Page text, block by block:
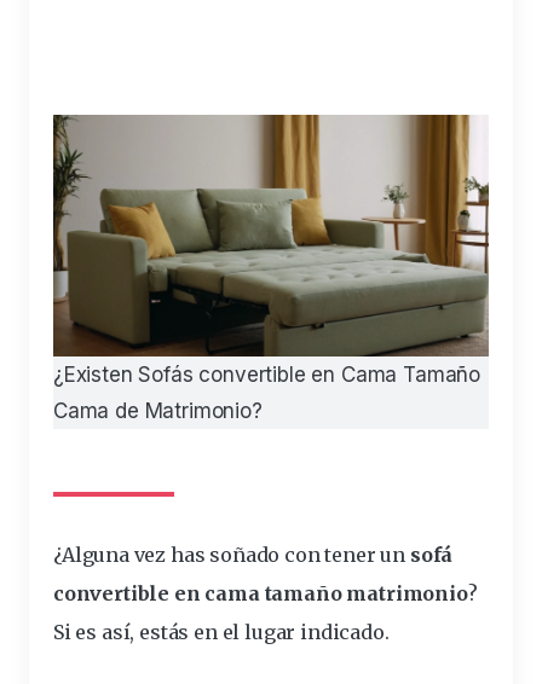
¿Existen Sofás convertible en Cama Tamaño
Cama de Matrimonio?
¿Alguna vez has soñado con tener un sofá
convertible en cama tamaño matrimonio?
Si es así, estás en ellugar indicado.